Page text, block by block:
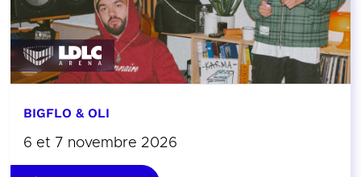
BIGFLO & OLI
6 et 7 novembre 2026